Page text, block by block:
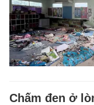
Chấm đen ở